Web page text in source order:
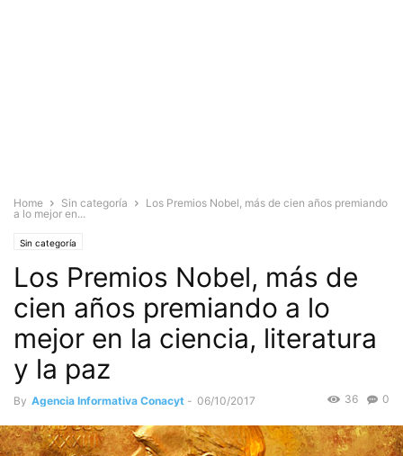
Home Sin categoría
Los Premios Nobel, más de cien años premiando
a lo mejor en...
Sin categoría
Los Premios Nobel, más de
cien años premiando a lo
mejor en la ciencia, literatura
y la paz
By Agencia Informativa Conacyt - 06/10/2017 0
36